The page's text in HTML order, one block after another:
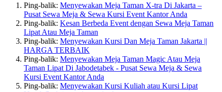
Ping-balik: Menyewakan Meja Taman X-tra Di Jakarta –
Pusat Sewa Meja & Sewa Kursi Event Kantor Anda
Ping-balik: Kesan Berbeda Event dengan Sewa Meja Taman
Lipat Atau Meja Taman
Ping-balik: Menyewakan Kursi Dan Meja Taman Jakarta ||
HARGA TERBAIK
Ping-balik: Menyewakan Meja Taman Magic Atau Meja
Taman Lipat Di Jabodetabek - Pusat Sewa Meja & Sewa
Kursi Event Kantor Anda
Ping-balik: Menyewakan Kursi Kuliah atau Kursi Lipat